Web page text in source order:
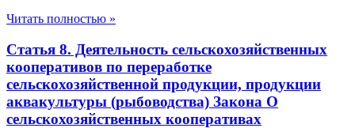
Читать полностью »
Статья 8. Деятельность сельскохозяйственных
кооперативов по переработке
сельскохозяйственной продукции, продукции
аквакультуры (рыбоводства) Закона О
сельскохозяйственных кооперативах